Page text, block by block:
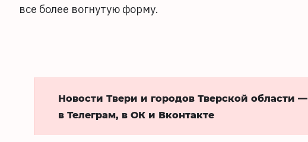
все более вогнутую форму.
Новости Твери и городов Тверской области —
в Телеграм, в ОК и Вконтакте